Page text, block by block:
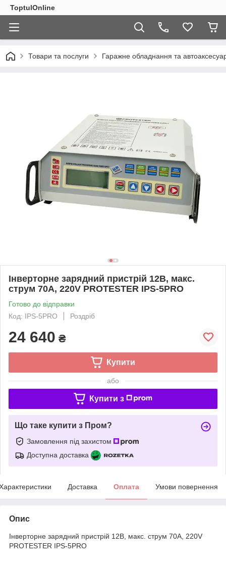
ToptulOnline
Товари та послуги Гаражне обладнання та
Інверторне зарядний пристрій 12В, макс.
струм 70A, 220V PROTESTER IPS-5PRO
Готово до відправки
Код: IPS-5PRO
Роздріб
24 640 ₴
Купити
або
Купити з
Що таке купити з Пром?
Замовлення під захистом
Доступна доставка
Доставка Оплата Умови повернення
Опис
Інверторне зарядний пристрій 12В, макс. струм 70A, 220V
PROTESTER IPS-5PRO